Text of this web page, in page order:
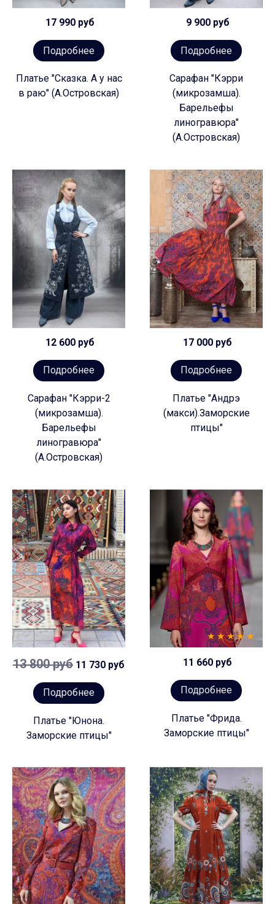
17 990 руб
Подробнее
Платье "Сказка. А у нас
в раю" (А.Островская)
9 900 руб
Подробнее
Сарафан "Кэрри
(микрозамша).
Барельефы
линогравюра"
(А.Островская)
12 600 руб
Подробнее
Сарафан "Кэрри-2
(микрозамша).
Барельефы
линогравюра"
(А.Островская)
17 000 руб
Подробнее
Платье "Андрэ
(макси).Заморские
птицы"
13 800 руб 11 730 руб
Подробнее
Платье "Юнона.
Заморские птицы"
11 660 руб
Подробнее
Платье "Фрида.
Заморские птицы"